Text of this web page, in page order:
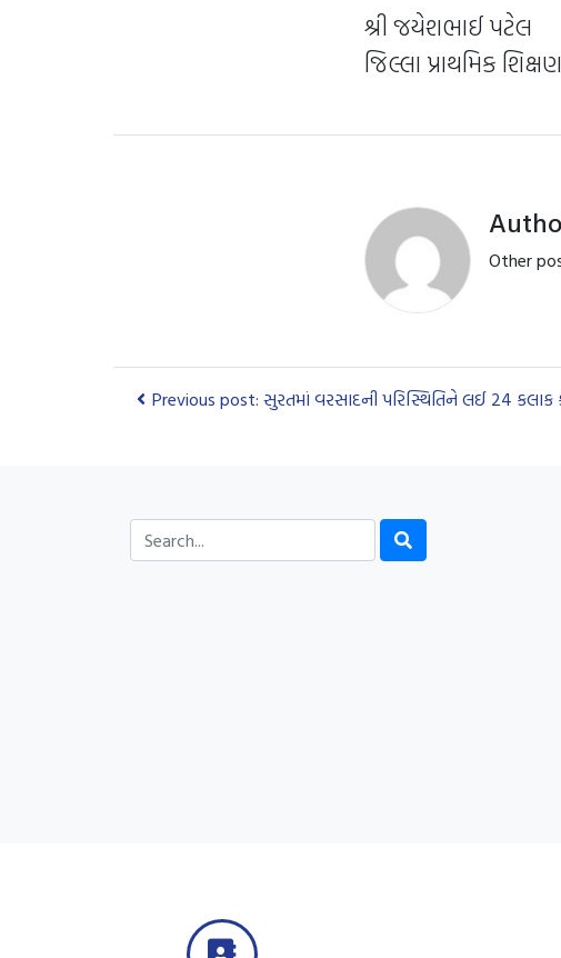
શ્રી જયેશભાઈ પટેલ
જિલ્લા પ્રાથમિક
Other
Previous post: સુરતમાં વરસાદની પરિસ્થિતિને લઈ 24 કલાક